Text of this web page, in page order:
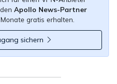
Apollo News-Partner
gratis erhalten.
sichern